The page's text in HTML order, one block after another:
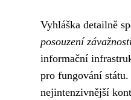
Vyhláška detailně
posouzení
informační
pro fungování
nejintenzivnější